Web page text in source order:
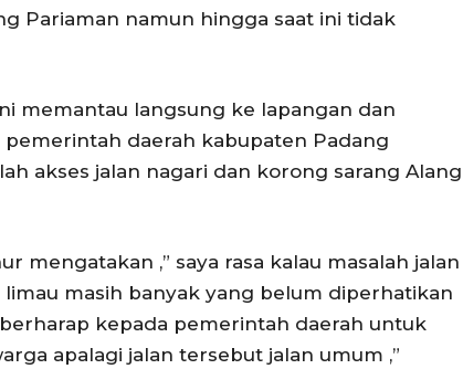
Pariaman namun hingga saat ini tidak
memantau langsung ke lapangan dan
daerah kabupaten Padang
akses jalan nagari dan korong sarang Alang
mengatakan ,” saya rasa kalau masalah jalan
masih banyak yang belum diperhatikan
kepada pemerintah daerah untuk
apalagi jalan tersebut jalan umum ,”